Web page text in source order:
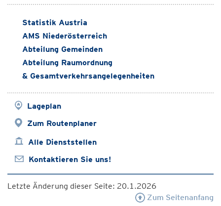
Statistik Austria
AMS Niederösterreich
Abteilung Gemeinden
Abteilung Raumordnung
& Gesamtverkehrsangelegenheiten
Lageplan
Zum Routenplaner
Alle Dienststellen
Kontaktieren Sie uns!
Letzte Änderung dieser Seite: 20.1.2026
Zum Seitenanfang